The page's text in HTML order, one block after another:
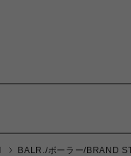
BALR./ボーラー/BRAND